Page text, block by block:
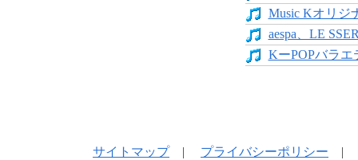
Music Kオリジ
aespa、LE
KーPOPバラエ
サイトマップ| プライバシーポリシー